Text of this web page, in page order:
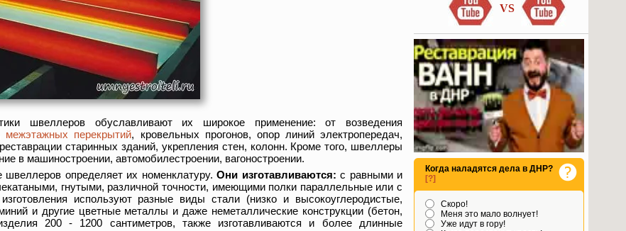
швеллеров обуславливают их широкое применение: от возведения
межэтажных перекрытий, кровельных прогонов, опор линий электропередач,
старинных зданий, укрепления стен, колонн. Кроме того, швеллеры
в машиностроении, автомобилестроении, вагоностроении.
швеллеров определяет их номенклатуру. Они изготавливаются: с равными и
гнутыми, различной точности, имеющими полки параллельные или с
используют разные виды стали (низко и высокоуглеродистые,
и другие цветные металлы и даже неметаллические конструкции (бетон,
200 - 1200 сантиметров, также изготавливаются и более длинные
VS
Когда наладятся дела в ДНР?
[?]
Скоро!
Меня это мало волнует!
Уже идут в гору!